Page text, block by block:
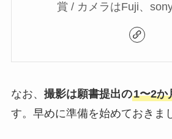
賞 / カメラはFuji、sony
なお、 撮影は願書提出の1〜2か
す。早めに準備を始めておきま